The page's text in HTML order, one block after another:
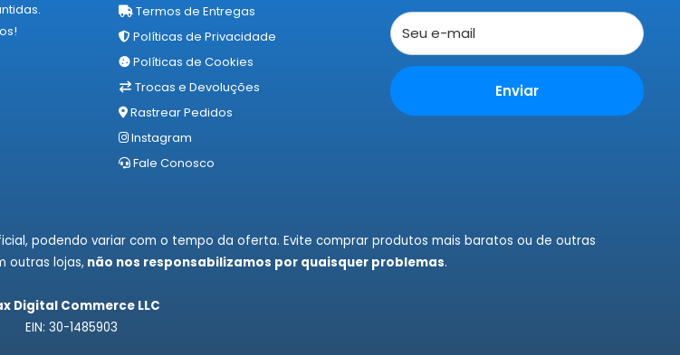
Termos de Entregas
Políticas de Privacidade
Políticas de Cookies
Trocas e Devoluções
Rastrear Pedidos
Instagram
Fale Conosco
Seu e-mail
Enviar
podendo variar com o tempo da oferta. Evite comprar produtos mais baratos ou de outras
outras lojas, não nos responsabilizamos por quaisquer problemas.
Digital Commerce LLC
EIN: 30-1485903